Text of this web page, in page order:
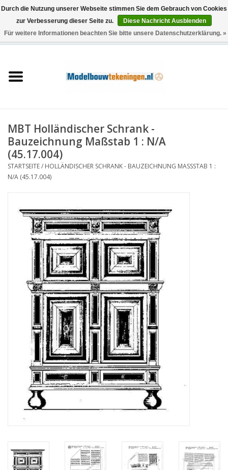
0 Artikel - €0,00
Schiffe
Holzbau
Landschaft
Dokumentation
Zeitschriften
Neue Zeichnungen
NEUE ZEITSCHRIFTEN
ABONNEMENT DER
MODELLBAUER
Baubeschreibungen
MBT Holländischer Schrank -
Bauzeichnung Maßstab 1 : N/A
(45.17.004)
STARTSEITE/ HOLLÄNDISCHER SCHRANK - BAUZEICHNUNG MASSSTAB 1 : N
/A (45.17.004)
Durch die Nutzung unserer Webseite stimmen Sie dem Gebrauch von Cookies
zur Verbesserung dieser Seite zu.
Diese Nachricht Ausblenden
Für weitere Informationen beachten Sie bitte unsere Datenschutzerklärung. »